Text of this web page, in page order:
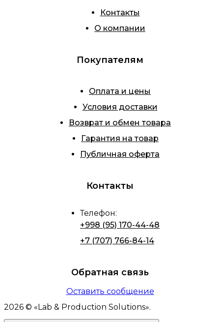
Контакты
О компании
Покупателям
Оплата и цены
Условия доставки
Возврат и обмен товара
Гарантия на товар
Публичная оферта
Контакты
Телефон:
+998 (95) 170-44-48
+7 (707) 766-84-14
Обратная связь
Оставить сообщение
2026 © « Lab & Production Solutions».